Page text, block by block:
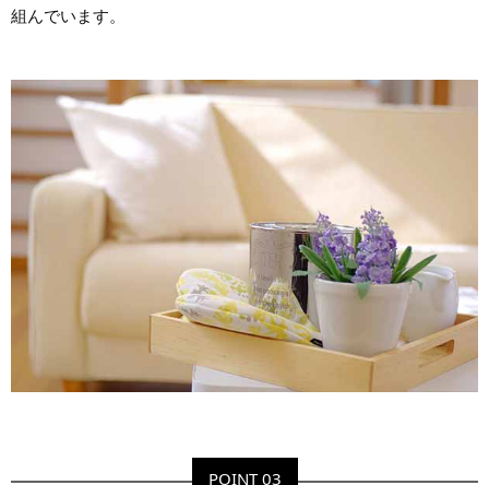
組んでいます。
POINT 03